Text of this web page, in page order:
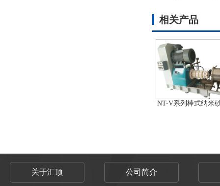
相关产品
NT-V系列棒式纳米
关于汇顶 公司简介